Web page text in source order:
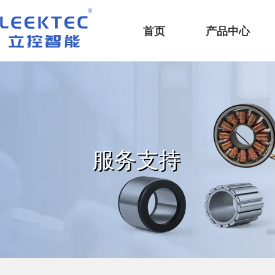
深圳市立控智能科技有限公司
首页
产品中心
服务支持